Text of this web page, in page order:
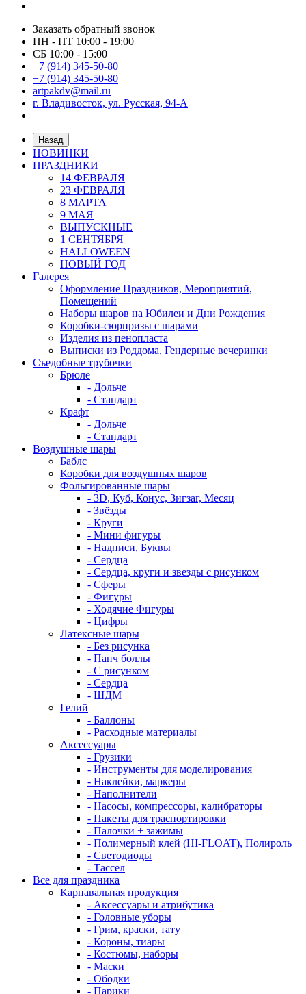
Заказать обратный звонок
ПН - ПТ 10:00 - 19:00
СБ 10:00 - 15:00
+7 (914) 345-50-80
+7 (914) 345-50-80
artpakdv@mail.ru
г. Владивосток, ул. Русская, 94-А
Назад
НОВИНКИ
ПРАЗДНИКИ
14 ФЕВРАЛЯ
23 ФЕВРАЛЯ
8 МАРТА
9 МАЯ
ВЫПУСКНЫЕ
1 СЕНТЯБРЯ
HALLOWEEN
НОВЫЙ ГОД
Галерея
Оформление Праздников, Мероприятий,
Помещений
Наборы шаров на Юбилеи и Дни Рождения
Коробки-сюрпризы с шарами
Изделия из пенопласта
Выписки из Роддома, Гендерные вечеринки
Съедобные трубочки
Брюле
- Дольче
- Стандарт
Крафт
- Дольче
- Стандарт
Воздушные шары
Баблс
Коробки для воздушных шаров
Фольгированные шары
- 3D, Куб, Конус, Зигзаг, Месяц
- Звёзды
- Круги
- Мини фигуры
- Надписи, Буквы
- Сердца
- Сердца, круги и звезды с рисунком
- Сферы
- Фигуры
- Ходячие Фигуры
- Цифры
Латексные шары
- Без рисунка
- Панч боллы
- С рисунком
- Сердца
- ШДМ
Гелий
- Баллоны
- Расходные материалы
Аксессуары
- Грузики
- Инструменты для моделирования
- Наклейки, маркеры
- Наполнители
- Насосы, компрессоры, калибраторы
- Пакеты для траспортировки
- Палочки + зажимы
- Полимерный клей (HI-FLOAT), Полироль
- Светодиоды
- Тассел
Все для праздника
Карнавальная продукция
- Аксессуары и атрибутика
- Головные уборы
- Грим, краски, тату
- Короны, тиары
- Костюмы, наборы
- Маски
- Ободки
- Парики